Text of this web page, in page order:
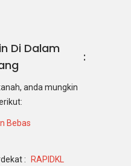
Di Dalam
anda mungkin
Bebas
: RAPIDKL